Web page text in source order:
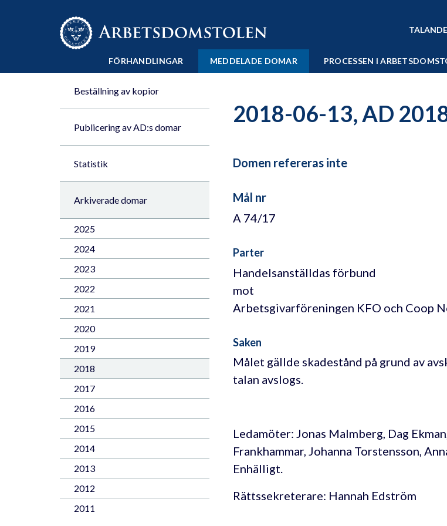
Till innehåll på sidan x
FÖRHANDLINGAR MEDDELADE DOMAR PROCESSEN I
Beställning av kopior
Publicering av AD:s domar
Statistik
Arkiverade domar
2025
2024
2023
2022
2021
2020
2019
2018
2017
2016
2015
2014
2013
2012
2011
2018-06-13, AD
Domen refereras inte
Mål nr
A 74/17
Parter
Handelsanställdas förbund
mot
Arbetsgivarföreningen KFO och Coop
Saken
Målet gällde skadestånd på grund av
talan avslogs.
Ledamöter: Jonas Malmberg, Dag
Frankhammar, Johanna Torstensson,
Enhälligt.
Rättssekreterare: Hannah Edström